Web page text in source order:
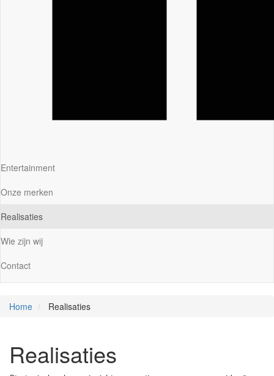
Entertainment
Onze merken
Realisaties
Wie zijn wij
Contact
Home Realisaties
Realisaties